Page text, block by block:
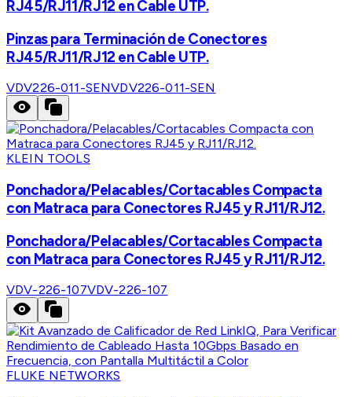
RJ45/RJ11/RJ12 en Cable UTP.
Pinzas para Terminación de Conectores
RJ45/RJ11/RJ12 en Cable UTP.
VDV226-011-SENVDV226-011-SEN
KLEIN TOOLS
Ponchadora/Pelacables/Cortacables Compacta
con Matraca para Conectores RJ45 y RJ11/RJ12.
Ponchadora/Pelacables/Cortacables Compacta
con Matraca para Conectores RJ45 y RJ11/RJ12.
VDV-226-107VDV-226-107
FLUKE NETWORKS